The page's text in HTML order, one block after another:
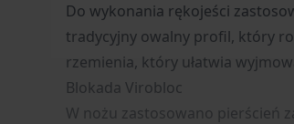
Do wykonania rękojeści
tradycyjny owalny profil, który
rzemienia, który ułatwia
Blokada Virobloc
W nożu zastosowano pierścień